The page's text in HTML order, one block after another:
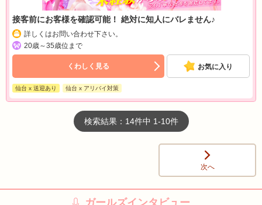
接客前にお客様を確認可能！ 絶対に知人にバレません♪
詳しくはお問い合わせ下さい。
20歳～35歳位まで
くわしく見る お気に入り
仙台 x 送迎あり 仙台 x アリバイ対策
検索結果：14件中 1-10件
次へ
ガールズインタビュー